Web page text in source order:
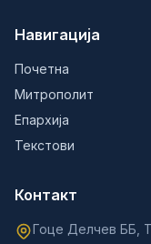
Навигација
Почетна
Митрополит
Епархија
Текстови
Контакт
Гоце Делчев ББ,